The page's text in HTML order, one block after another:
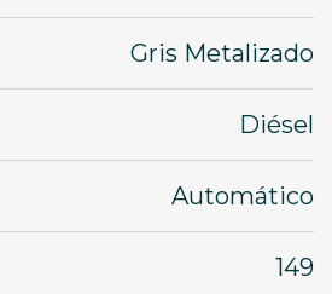
Gris Metalizado
Diésel
Automático
149